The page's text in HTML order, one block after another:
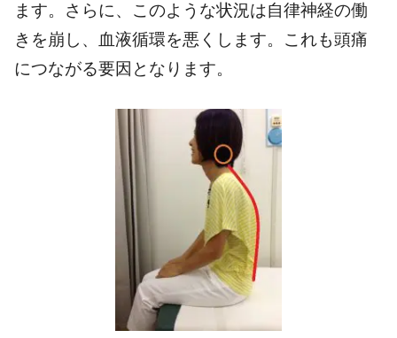
ます。さらに、このような状況は自律神経の働
きを崩し、血液循環を悪くします。これも頭痛
につながる要因となります。